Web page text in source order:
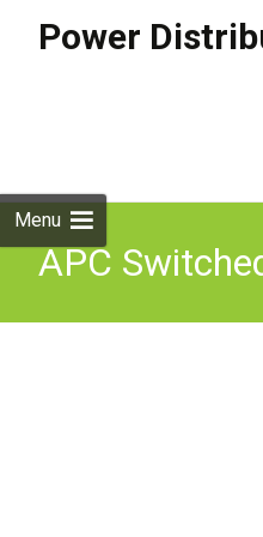
Power
Menu
APC